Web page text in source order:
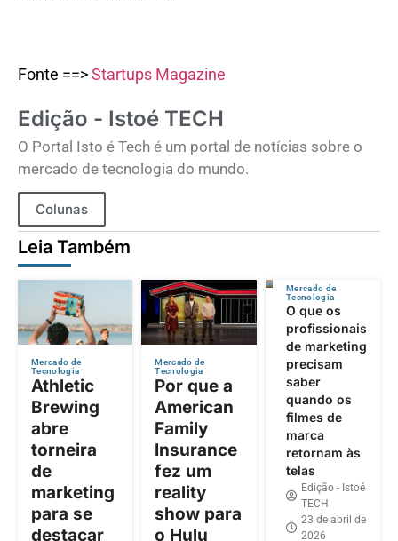
Fonte ==>Startups Magazine
Edição - Istoé TECH
O Portal Isto é Tech é um portal de notícias sobre o
mercado de tecnologia do mundo.
Colunas
Leia Também
Mercado de
Tecnologia
Athletic
Brewing
abre
torneira
de
marketing
para se
destacar
Mercado de
Tecnologia
Por que a
American
Family
Insurance
fez um
reality
show para
o Hulu
Mercado de
Tecnologia
O que os
profissionais
de marketing
precisam
saber
quando os
filmes de
marca
retornam às
telas
Edição - Istoé
TECH
23 de abril de
2026